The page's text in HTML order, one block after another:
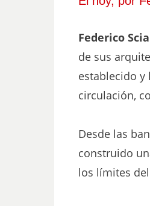
Federico
de sus
establecido y
circulación,
Desde las
construido
los límites